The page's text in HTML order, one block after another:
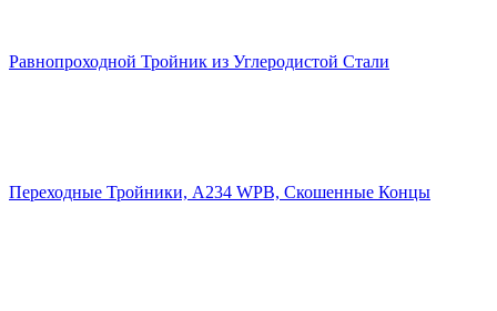
Равнопроходной Тройник из Углеродистой Стали
Переходные Тройники, A234 WPB, Скошенные Концы